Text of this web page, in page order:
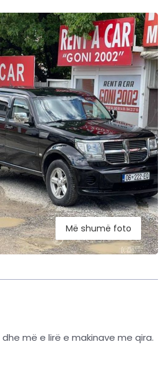
Më shumë foto
më e lirë e makinave me qira.